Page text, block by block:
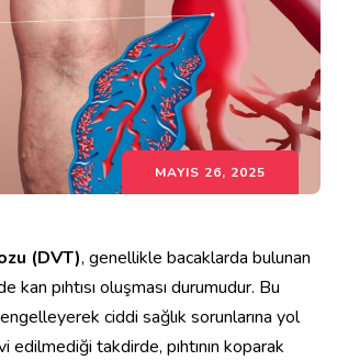
MAYIS 26, 2025
(DVT), genellikle bacaklarda bulunan
kan pıhtısı oluşması durumudur. Bu
engelleyerek ciddi sağlık sorunlarına yol
edilmediği takdirde, pıhtının koparak